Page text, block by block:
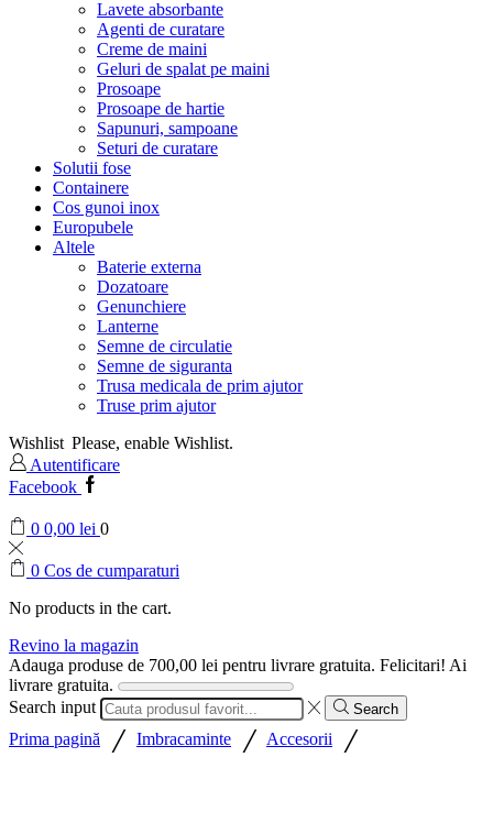
Lavete absorbante
Agenti de curatare
Creme de maini
Geluri de spalat pe maini
Prosoape
Prosoape de hartie
Sapunuri, sampoane
Seturi de curatare
Solutii fose
Containere
Cos gunoi inox
Europubele
Altele
Baterie externa
Dozatoare
Genunchiere
Lanterne
Semne de circulatie
Semne de siguranta
Trusa medicala de prim ajutor
Truse prim ajutor
Wishlist Please, enable Wishlist.
Autentificare
Facebook
0 0,00 lei 0
0 Cos de cumparaturi
No products in the cart.
Revino la magazin
Adauga produse de 700,00 lei pentru livrare gratuita. Felicitari! Ai
livrare gratuita.
Search input
Search
Prima pagină / Imbracaminte / Accesorii /